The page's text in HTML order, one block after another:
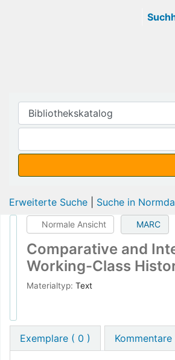
Erweiterte Suche Suche in
Normale Ansicht MARC
Comparative and
Working-Class
Materialtyp: Text
Exemplare ( 0 ) Kommentare